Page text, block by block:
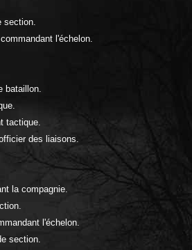
section.
l'échelon.
bataillon.
tactique.
des liaisons.
la compagnie.
l'échelon.
section.